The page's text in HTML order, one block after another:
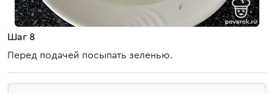
Шаг 8
Перед подачей посыпать зеленью.